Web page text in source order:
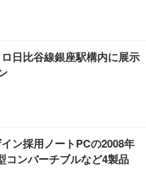
日比谷線銀座駅構内に展示
ン採用ノートPCの2008年
ンバーチブルなど4製品